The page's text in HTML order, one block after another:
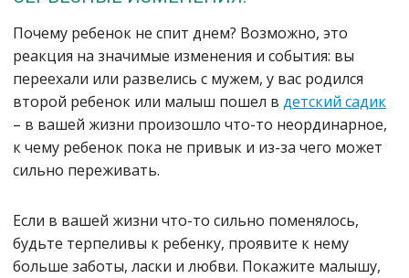
Почему ребенок не спит днем? Возможно, это
реакция на значимые изменения и события: вы
переехали или развелись с мужем, у вас родился
второй ребенок или малыш пошел в детский садик
– в вашей жизни произошло что-то неординарное,
к чему ребенок пока не привык и из-за чего может
сильно переживать.
Если в вашей жизни что-то сильно поменялось,
будьте терпеливы к ребенку, проявите к нему
больше заботы, ласки и любви. Покажите малышу,